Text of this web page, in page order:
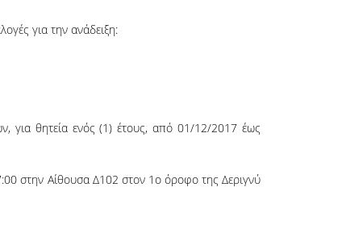
για την ανάδειξη:
για θητεία ενός (1) έτους, από 01/12/2017 έως
στην Αίθουσα Δ102 στον 1ο όροφο της Δεριγνύ